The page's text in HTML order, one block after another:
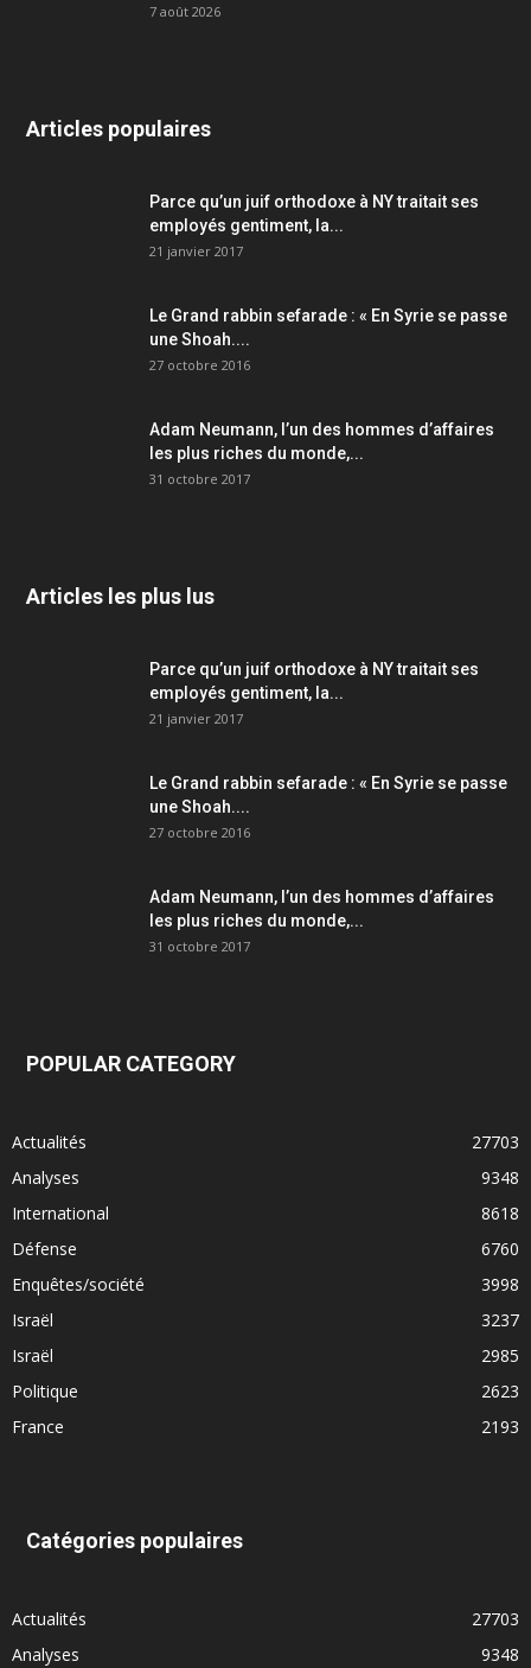
7 août 2026
Articles populaires
Parce qu’un juif orthodoxe à NY traitait ses
employés gentiment, la...
21 janvier 2017
Le Grand rabbin sefarade : « En Syrie se passe
une Shoah....
27 octobre 2016
Adam Neumann, l’un des hommes d’affaires
les plus riches du monde,...
31 octobre 2017
Articles les plus lus
Parce qu’un juif orthodoxe à NY traitait ses
employés gentiment, la...
21 janvier 2017
Le Grand rabbin sefarade : « En Syrie se passe
une Shoah....
27 octobre 2016
Adam Neumann, l’un des hommes d’affaires
les plus riches du monde,...
31 octobre 2017
POPULAR CATEGORY
Actualités
27703
Analyses
9348
International
8618
Défense
6760
Enquêtes/société
3998
Israël
3237
Israël
2985
Politique
2623
France
2193
Catégories populaires
Actualités
27703
Analyses
9348